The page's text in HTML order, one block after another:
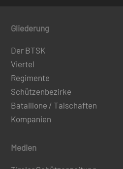
Gliederung
Der BTSK
Viertel
Regimente
Schützenbezirke
Bataillone / Talschaften
Kompanien
Medien